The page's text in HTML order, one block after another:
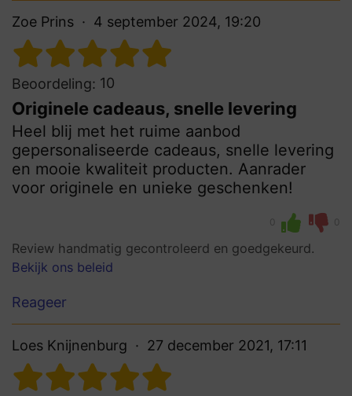
Zoe Prins 4 september 2024, 19:20
Beoordeling: 10
Originele cadeaus, snelle levering
Heel blij met het ruime aanbod
gepersonaliseerde cadeaus, snelle levering
en mooie kwaliteit producten. Aanrader
voor originele en unieke geschenken!
0 0
Review handmatig gecontroleerd en goedgekeurd.
Bekijk ons beleid
Reageer
Loes Knijnenburg 27 december 2021, 17:11